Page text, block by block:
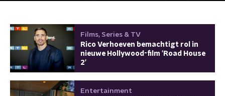
Films, Series & TV
Rico Verhoeven bemachtigt rol in
nieuwe Hollywood-film 'Road House
2'
Entertainment